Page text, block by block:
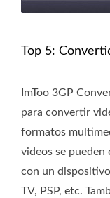
Top 5:
ImToo 3GP
para convertir
formatos
videos se
con un
TV, PSP, etc.